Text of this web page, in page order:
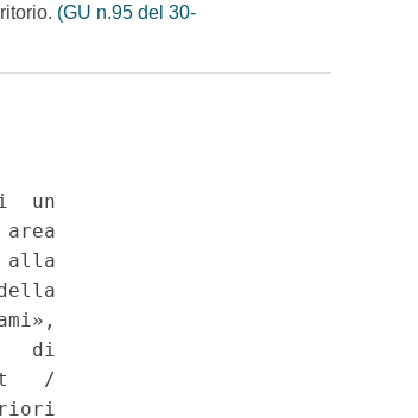
(GU n.95 del 30-